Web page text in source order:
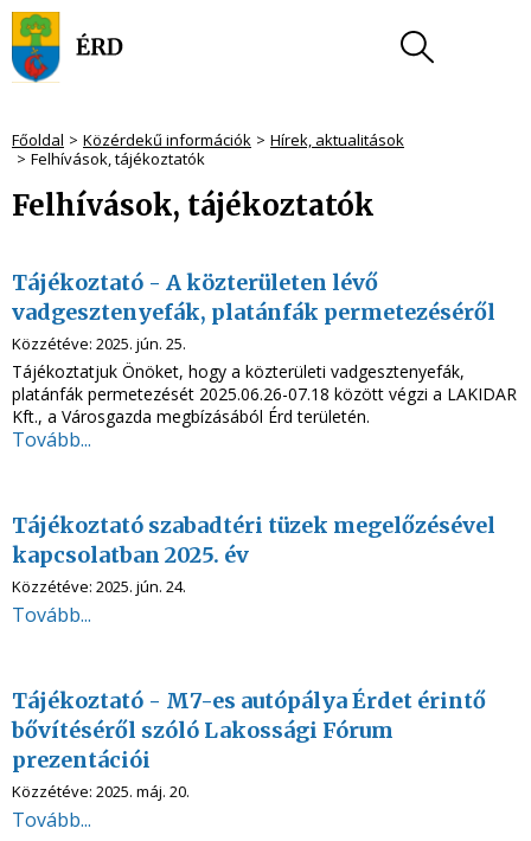
Főoldal Közérdekű információk
Hírek, aktualitások
Felhívások, tájékoztatók
Felhívások, tájékoztatók
Tájékoztató - A közterületen lévő
vadgesztenyefák, platánfák permetezéséről
Közzétéve: 2025. jún. 25.
Tájékoztatjuk Önöket, hogy a közterületi vadgesztenyefák,
platánfák permetezését 2025.06.26-07.18 között végzi a LAKIDAR
Kft., a Városgazda megbízásából Érd területén.
Tovább...
Tájékoztató szabadtéri tüzek megelőzésével
kapcsolatban 2025. év
Közzétéve: 2025. jún. 24.
Tovább...
Tájékoztató - M7-es autópálya Érdet érintő
bővítéséről szóló Lakossági Fórum
prezentációi
Közzétéve: 2025. máj. 20.
Tovább...